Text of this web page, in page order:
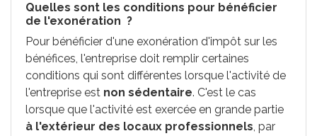
Quelles sont les conditions pour bénéficier
de l'exonération ?
Pour bénéficier d'une exonération d'impôt sur les
bénéfices, l'entreprise doit remplir certaines
conditions qui sont différentes lorsque l'activité de
l'entreprise est non sédentaire. C'est le cas
lorsque que l'activité est exercée en grande partie
à l'extérieur des locaux professionnels, par